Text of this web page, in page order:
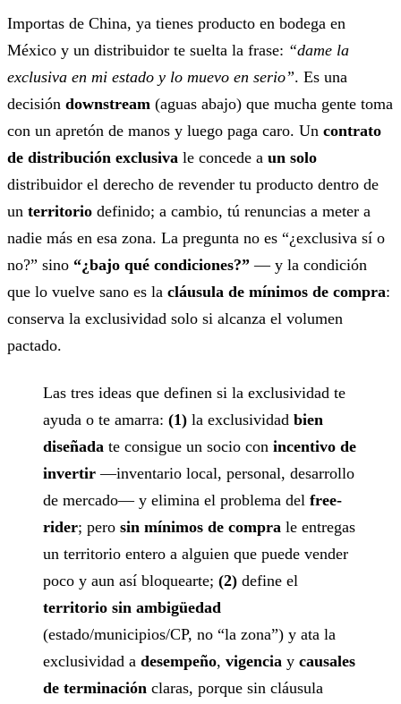
Importas de China, ya tienes producto en bodega en
México y un distribuidor te suelta la frase: “dame la
exclusiva en mi estado y lo muevo en serio”. Es una
decisión downstream (aguas abajo) que mucha gente toma
con un apretón de manos y luego paga caro. Un contrato
de distribución exclusiva le concede a un solo
distribuidor el derecho de revender tu producto dentro de
un territorio definido; a cambio, tú renuncias a meter a
nadie más en esa zona. La pregunta no es “¿exclusiva sí o
no?” sino “¿bajo qué condiciones?” — y la condición
que lo vuelve sano es la cláusula de mínimos de compra:
conserva la exclusividad solo si alcanza el volumen
pactado.
Las tres ideas que definen si la exclusividad te
ayuda o te amarra: (1) la exclusividad bien
diseñada te consigue un socio con incentivo de
invertir —inventario local, personal, desarrollo
de mercado— y elimina el problema del free-
rider; pero sin mínimos de compra le entregas
un territorio entero a alguien que puede vender
poco y aun así bloquearte; (2) define el
territorio sin ambigüedad
(estado/municipios/CP, no “la zona”) y ata la
exclusividad a desempeño, vigencia y causales
de terminación claras, porque sin cláusula